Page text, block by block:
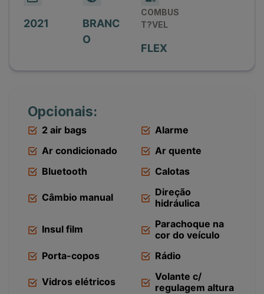
2021
BRANC
O
COMBUS
T?VEL
FLEX
Opcionais:
2 air bags
Alarme
Ar condicionado
Ar quente
Bluetooth
Calotas
Câmbio manual
Direção
hidráulica
Insul film
Parachoque na
cor do veículo
Porta-copos
Rádio
Vidros elétricos
Volante c/
regulagem altura